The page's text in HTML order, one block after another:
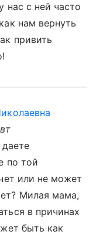
нас с ней часто
нам вернуть
привить
по той
или не может
Милая мама,
в причинах
быть как